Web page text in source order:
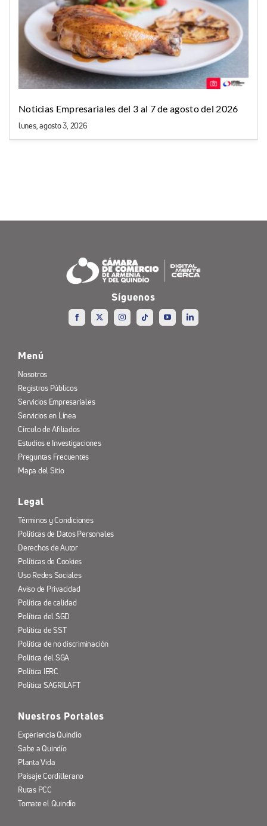
Noticias Empresariales del 3 al 7 de agosto del 2026
lunes, agosto 3, 2026
Síguenos
Menú
Nosotros
Registros Públicos
Servicios Empresariales
Servicios en Línea
Círculo de Afiliados
Estudios e Investigaciones
Preguntas Frecuentes
Mapa del Sitio
Legal
Términos y Condiciones
Políticas de Datos Personales
Derechos de Autor
Políticas de Cookies
Uso Redes Sociales
Aviso de Privacidad
Política de calidad
Política del SGD
Política de SST
Política de no discriminación
Política del SGA
Política IERC
Política SAGRILAFT
Nuestros Portales
Experiencia Quindío
Sabe a Quindío
Planta Vida
Paisaje Cordillerano
Rutas PCC
Tomate el Quindío